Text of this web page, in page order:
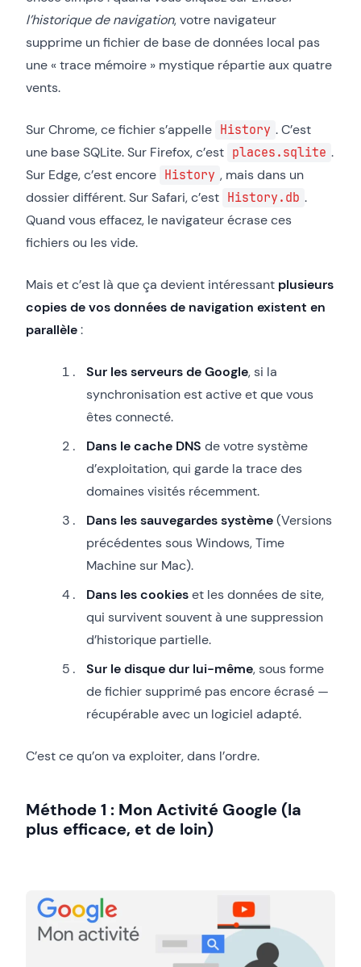
l’historique de navigation, votre navigateur
supprime un fichier de base de données local pas
une « trace mémoire » mystique répartie aux quatre
vents.
Sur Chrome, ce fichier s’appelle History . C’est
une base SQLite. Sur Firefox, c’est places.sqlite .
Sur Edge, c’est encore History , mais dans un
dossier différent. Sur Safari, c’est History.db .
Quand vous effacez, le navigateur écrase ces
fichiers ou les vide.
Mais et c’est là que ça devient intéressant plusieurs
copies de vos données de navigation existent en
parallèle:
Sur les serveurs de Google, si la
synchronisation est active et que vous
êtes connecté.
Dans le cache DNS de votre système
d’exploitation, qui garde la trace des
domaines visités récemment.
Dans les sauvegardes système(Versions
précédentes sous Windows, Time
Machine sur Mac).
Dans les cookieset les données de site,
qui survivent souvent à une suppression
d’historique partielle.
Sur le disque dur lui-même, sous forme
de fichier supprimé pas encore écrasé —
récupérable avec un logiciel adapté.
C’est ce qu’on va exploiter, dans l’ordre.
Méthode 1 : Mon Activité Google (la
plus efficace, et de loin)